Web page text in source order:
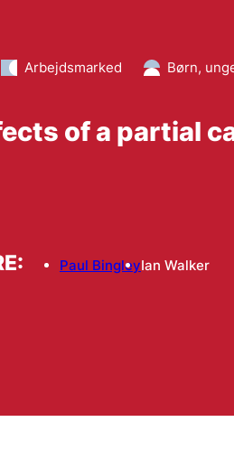
Arbejdsmarked Børn,
of a partial
Paul BingleyIan Walker